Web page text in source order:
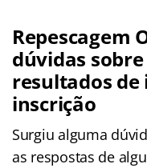
Repescagem
dúvidas
resultados de
inscrição
Surgiu alguma
as respostas de